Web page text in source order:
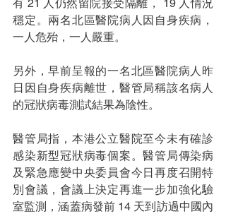
有 21 人仍然留院接受隔離， 19 人情況
穩定。兩名北區醫院病人因自身疾病，
一人危殆，一人嚴重。
另外，早前呈報的一名北區醫院病人昨
日因自身疾病離世，醫管局稱該名病人
的冠狀病毒測試結果為陰性。
醫管局指，本港公立醫院至今未有確診
感染新型冠狀病毒個案。醫管局傳染病
及緊急應變中央委員會今日再度召開特
別會議，會議上決定再進一步加強化驗
室監測，涵蓋病發前 14 天到訪過中國內